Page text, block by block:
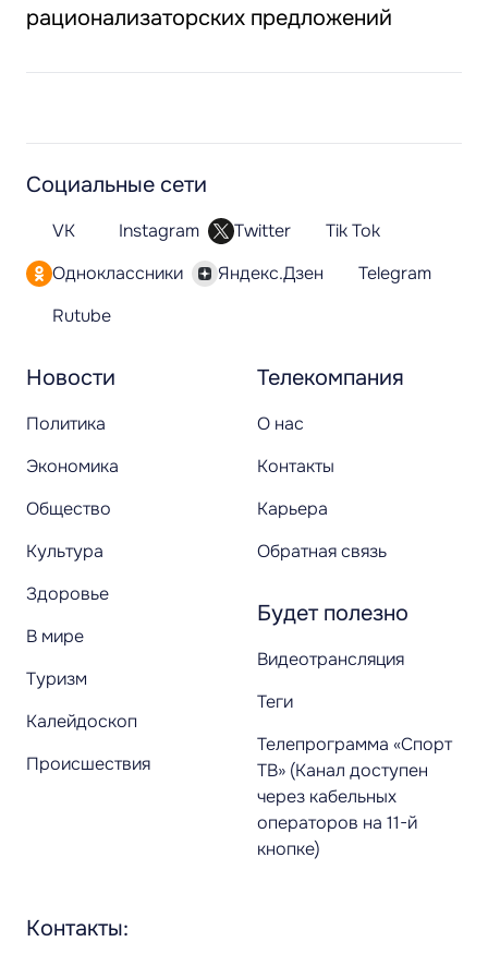
рационализаторских предложений
Новости
Политика
Экономика
Общество
Культура
Здоровье
В мире
Туризм
Калейдоскоп
Происшествия
Телекомпания
О нас
Контакты
Карьера
Обратная связь
Будет полезно
Видеотрансляция
Теги
Телепрограмма «Спорт
ТВ» (Канал доступен
через кабельных
операторов на 11-й
кнопке)
Социальные сети
VK Instagram Twitter
Tik Tok
Одноклассники
Яндекс.Дзен
Telegram
Rutube
Контакты: